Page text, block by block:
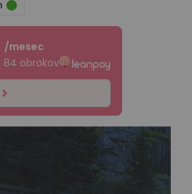
/mesec
84 obrokov